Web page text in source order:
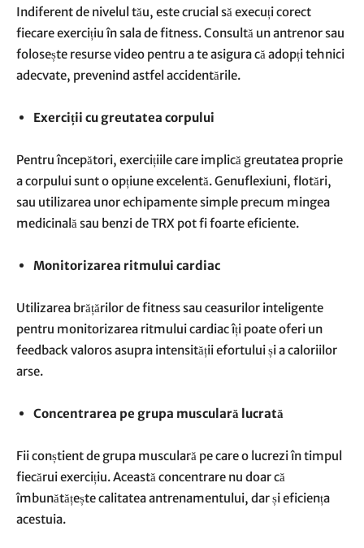
Indiferent de nivelul tău, este crucial să execuți corect
fiecare exercițiu în sala de fitness. Consultă un antrenor sau
folosește resurse video pentru a te asigura că adopți tehnici
adecvate, prevenind astfel accidentările.
Exerciții cu greutatea corpului
Pentru începători, exercițiile care implică greutatea proprie
a corpului sunt o opțiune excelentă. Genuflexiuni, flotări,
sau utilizarea unor echipamente simple precum mingea
medicinală sau benzi de TRX pot fi foarte eficiente.
Monitorizarea ritmului cardiac
Utilizarea brățărilor de fitness sau ceasurilor inteligente
pentru monitorizarea ritmului cardiac îți poate oferi un
feedback valoros asupra intensității efortului și a caloriilor
arse.
Concentrarea pe grupa musculară lucrată
Fii conștient de grupa musculară pe care o lucrezi în timpul
fiecărui exercițiu. Această concentrare nu doar că
îmbunătățește calitatea antrenamentului, dar și eficiența
acestuia.